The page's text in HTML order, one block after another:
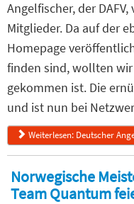
Angelfischer, der
Mitglieder. Da auf der
Homepage
finden sind, wollten
gekommen ist. Die
und ist nun bei
Weiterlesen: Deutscher
Norwegische
Team Quantum